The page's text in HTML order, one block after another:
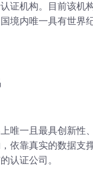
证机构。目前该机
境内唯一具有世界
唯一且最具创新性
依靠真实的数据支
认证公司。